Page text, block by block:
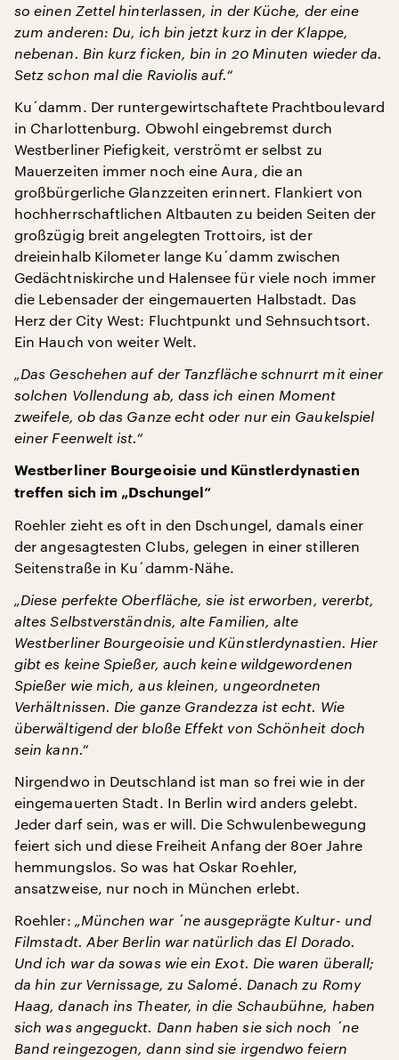
so einen Zettel hinterlassen, in der Küche, der eine
zum anderen: Du, ich bin jetzt kurz in der Klappe,
nebenan. Bin kurz ficken, bin in 20 Minuten wieder da.
Setz schon mal die Raviolis auf.“
Ku´damm. Der runtergewirtschaftete Prachtboulevard
in Charlottenburg. Obwohl eingebremst durch
Westberliner Piefigkeit, verströmt er selbst zu
Mauerzeiten immer noch eine Aura, die an
großbürgerliche Glanzzeiten erinnert. Flankiert von
hochherrschaftlichen Altbauten zu beiden Seiten der
großzügig breit angelegten Trottoirs, ist der
dreieinhalb Kilometer lange Ku´damm zwischen
Gedächtniskirche und Halensee für viele noch immer
die Lebensader der eingemauerten Halbstadt. Das
Herz der City West: Fluchtpunkt und Sehnsuchtsort.
Ein Hauch von weiter Welt.
„Das Geschehen auf der Tanzfläche schnurrt mit einer
solchen Vollendung ab, dass ich einen Moment
zweifele, ob das Ganze echt oder nur ein Gaukelspiel
einer Feenwelt ist.“
Westberliner Bourgeoisie und Künstlerdynastien
treffen sich im „Dschungel“
Roehler zieht es oft in den Dschungel, damals einer
der angesagtesten Clubs, gelegen in einer stilleren
Seitenstraße in Ku´damm-Nähe.
„Diese perfekte Oberfläche, sie ist erworben, vererbt,
altes Selbstverständnis, alte Familien, alte
Westberliner Bourgeoisie und Künstlerdynastien. Hier
gibt es keine Spießer, auch keine wildgewordenen
Spießer wie mich, aus kleinen, ungeordneten
Verhältnissen. Die ganze Grandezza ist echt. Wie
überwältigend der bloße Effekt von Schönheit doch
sein kann.“
Nirgendwo in Deutschland ist man so frei wie in der
eingemauerten Stadt. In Berlin wird anders gelebt.
Jeder darf sein, was er will. Die Schwulenbewegung
feiert sich und diese Freiheit Anfang der 80er Jahre
hemmungslos. So was hat Oskar Roehler,
ansatzweise, nur noch in München erlebt.
Roehler: „München war ´ne ausgeprägte Kultur- und
Filmstadt. Aber Berlin war natürlich das El Dorado.
Und ich war da sowas wie ein Exot. Die waren überall;
da hin zur Vernissage, zu Salomé. Danach zu Romy
Haag, danach ins Theater, in die Schaubühne, haben
sich was angeguckt. Dann haben sie sich noch ´ne
Band reingezogen, dann sind sie irgendwo feiern